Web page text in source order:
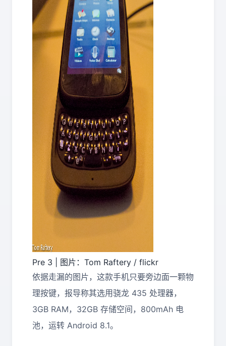
Pre 3 | 图片：Tom Raftery / flickr
依据走漏的图片，这款手机只要旁边面一颗物
理按键，报导称其选用骁龙 435 处理器，
3GB RAM，32GB 存储空间，800mAh 电
池，运转 Android 8.1。